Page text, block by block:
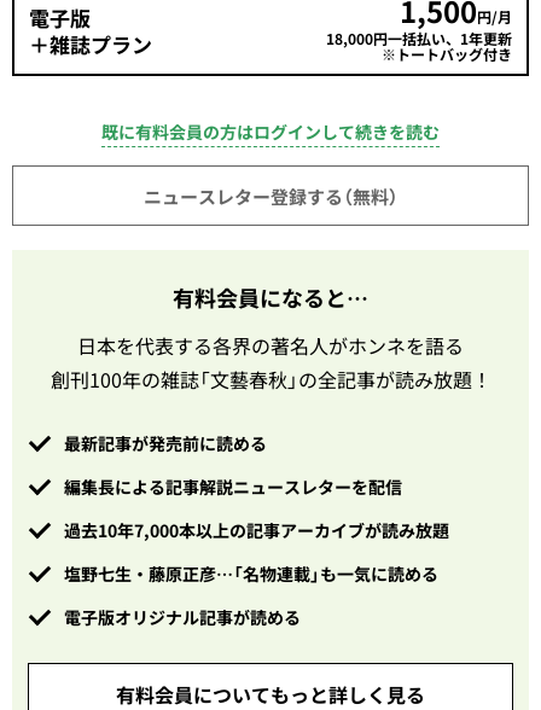
電子版
＋雑誌プラン
1,500円/月
18,000円一括払い、1年更新
※トートバッグ付き
既に有料会員の方はログインして続きを読む
ニュースレター登録する（無料）
有料会員になると…
日本を代表する各界の著名人がホンネを語る
創刊100年の雑誌「文藝春秋」の全記事が読み放題！
最新記事が発売前に読める
編集長による記事解説ニュースレターを配信
過去10年7,000本以上の記事アーカイブが読み放題
塩野七生・藤原正彦…「名物連載」も一気に読める
電子版オリジナル記事が読める
有料会員についてもっと詳しく見る